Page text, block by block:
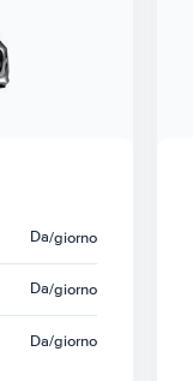
Da/giorno
Da/giorno
Da/giorno